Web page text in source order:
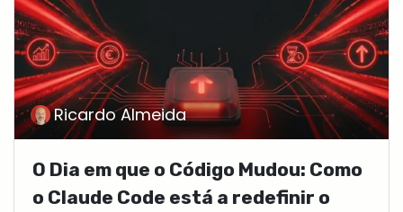
Ricardo Almeida
O Dia em que o Código Mudou: Como
o Claude Code está a redefinir o